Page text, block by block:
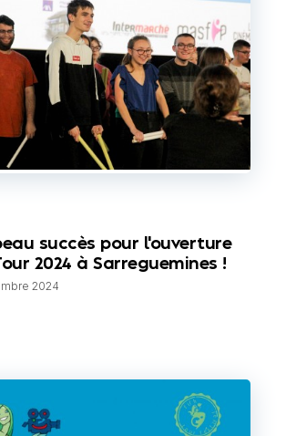
succès pour l'ouverture
2024 à Sarreguemines !
2024